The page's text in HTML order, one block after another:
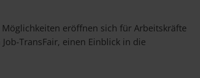
eröffnen sich für Arbeitskräfte
TransFair, einen Einblick in die